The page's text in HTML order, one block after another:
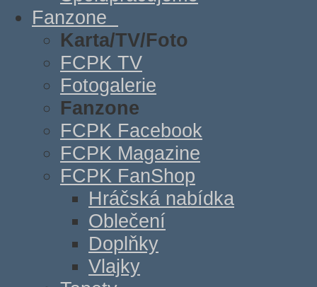
Fanzone
Karta/TV/Foto
FCPK TV
Fotogalerie
Fanzone
FCPK Facebook
FCPK Magazine
FCPK FanShop
Hráčská nabídka
Oblečení
Doplňky
Vlajky